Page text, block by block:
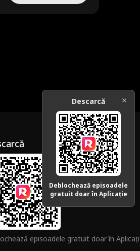
episoadele gratuit doar în
Descarcă
Deblochează episoadele
gratuit doar în Aplicație